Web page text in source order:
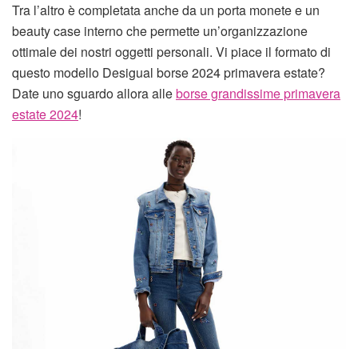
Tra l’altro è completata anche da un porta monete e un
beauty case interno che permette un’organizzazione
ottimale dei nostri oggetti personali. Vi piace il formato di
questo modello Desigual borse 2024 primavera estate?
Date uno sguardo allora alleborse grandissime primavera
estate 2024!